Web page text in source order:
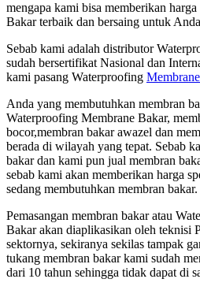
mengapa kami bisa memberikan
Bakar terbaik dan bersaing untuk
Sebab kami adalah distributor
sudah bersertifikat Nasional dan
kami pasang Waterproofing
Anda yang membutuhkan membran
Waterproofing Membrane Bakar,
bocor,membran bakar awazel dan
berada di wilayah yang tepat. Sebab
bakar dan kami pun jual membran
sebab kami akan memberikan harga
sedang membutuhkan membran bakar.
Pemasangan membran bakar atau
Bakar akan diaplikasikan oleh teknisi
sektornya, sekiranya sekilas tampak
tukang membran bakar kami sudah
dari 10 tahun sehingga tidak dapat di